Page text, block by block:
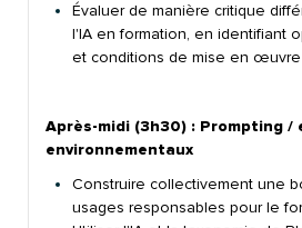
Évaluer de manière critique
l'IA en formation, en identifiant
et conditions de mise en
Après-midi (3h30) : Prompting /
environnementaux
Construire collectivement une
usages responsables pour le